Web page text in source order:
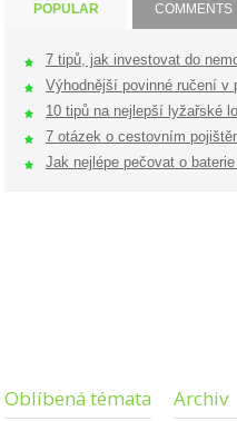
POPULAR COMMENTS
7 tipů, jak investovat do
Výhodnější povinné ručení v
10 tipů na nejlepší lyžařské
7 otázek o cestovním
Jak nejlépe pečovat o
Oblíbená témata Archiv